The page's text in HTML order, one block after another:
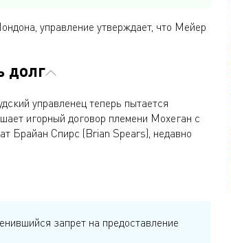
управление утверждает, что Мейер
долг
управленец теперь пытается
игорный договор племени Мохеган с
Брайан Спирс (Brian Spears), недавно
запрет на предоставление